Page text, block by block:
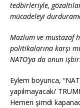
tedbirleriyle,
mücadeleyi
Mazlum ve mustazaf
politikalarına karşı
NATO’ya da onun
Eylem boyunca,
yapılmayacak/
Hemen şimdi